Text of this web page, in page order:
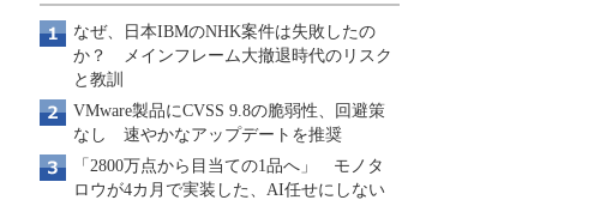
なぜ、日本IBMのNHK案件は失敗したの
か？ メインフレーム大撤退時代のリスク
と教訓
VMware製品にCVSS 9.8の脆弱性、回避策
なし 速やかなアップデートを推奨
「2800万点から目当ての1品へ」 モノタ
ロウが4カ月で実装した、AI任せにしない